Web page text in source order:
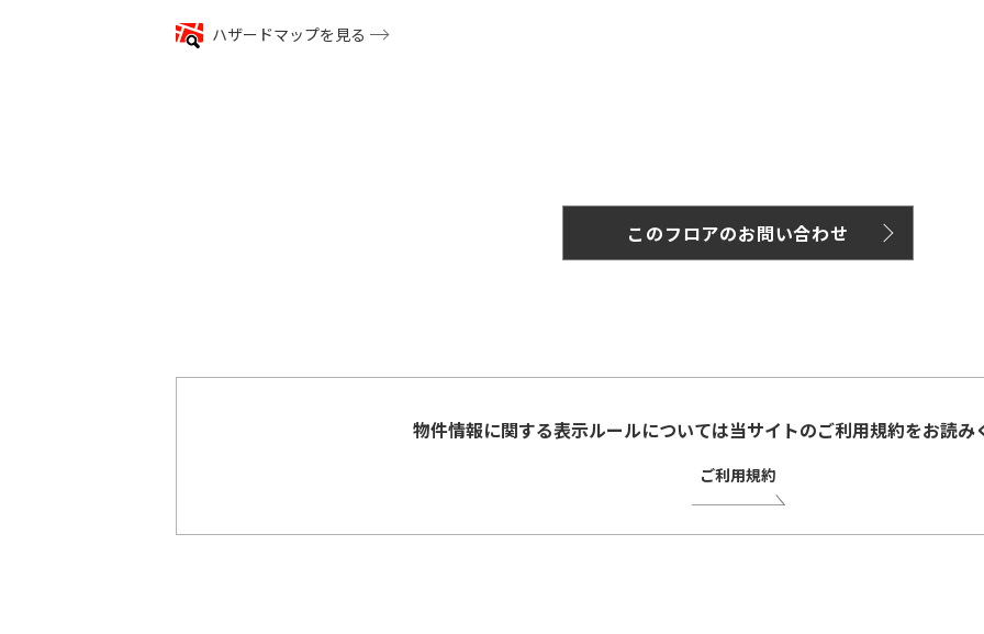
ハザードマップを見る
このフロアのお問い合わせ
物件情報に関する表示ルールについては当サイトのご利用規約をお読み
ご利用規約